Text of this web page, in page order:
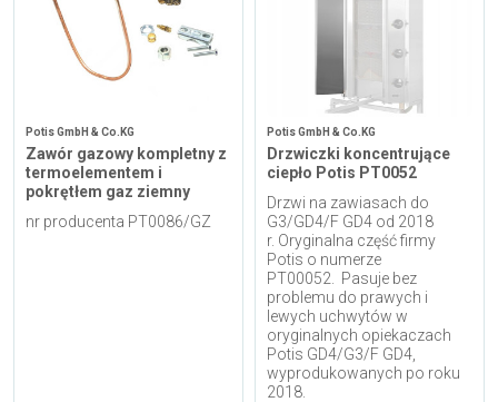
Polecany artykuł
EFA: Historia i oferta
Potis GmbH & Co.KG
Zawór gazowy kompletny z
termoelementem i
pokrętłem gaz ziemny
nr producenta PT0086/GZ
Potis GmbH & Co.KG
Drzwiczki koncentrujące
ciepło Potis PT0052
Drzwi na zawiasach do
G3/GD4/F GD4 od 2018
r. Oryginalna część firmy
Potis o numerze
PT00052. Pasuje bez
problemu do prawych i
lewych uchwytów w
oryginalnych opiekaczach
Potis GD4/G3/F GD4,
wyprodukowanych po roku
2018.